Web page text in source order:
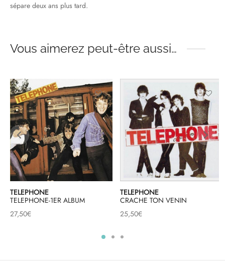
sépare deux ans plus tard.
Vous aimerez peut-être aussi…
TELEPHONE
TELEPHONE-1ER ALBUM
27,50€
TELEPHONE
CRACHE TON VENIN
25,50€